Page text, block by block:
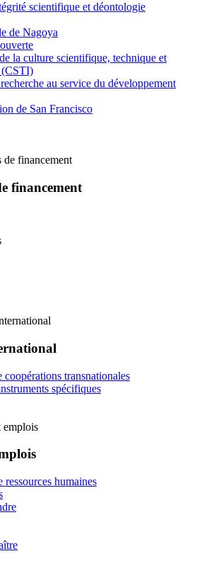
scientifique et déontologie
de Nagoya
la culture scientifique, technique et
(CSTI)
au service du développement
de San Francisco
de financement
financement
coopérations transnationales
spécifiques
emplois
ressources humaines